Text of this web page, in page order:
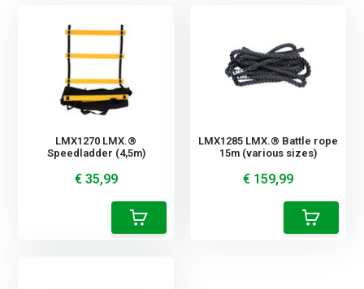
LMX1270 LMX.®
Speedladder (4,5m)
€ 35,99
LMX1285 LMX.® Battle rope
15m (various sizes)
€ 159,99